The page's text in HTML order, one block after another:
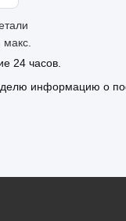
24 часов.
информацию о